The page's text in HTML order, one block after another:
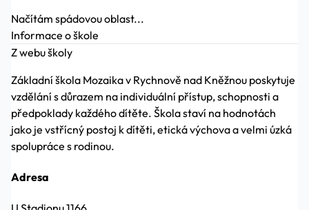
Načítám spádovou oblast...
Informace o škole
Z webu školy
Základní škola Mozaika v Rychnově nad Kněžnou poskytuje
vzdělání s důrazem na individuální přístup, schopnosti a
předpoklady každého dítěte. Škola staví na hodnotách
jako je vstřícný postoj k dítěti, etická výchova a velmi úzká
spolupráce s rodinou.
Adresa